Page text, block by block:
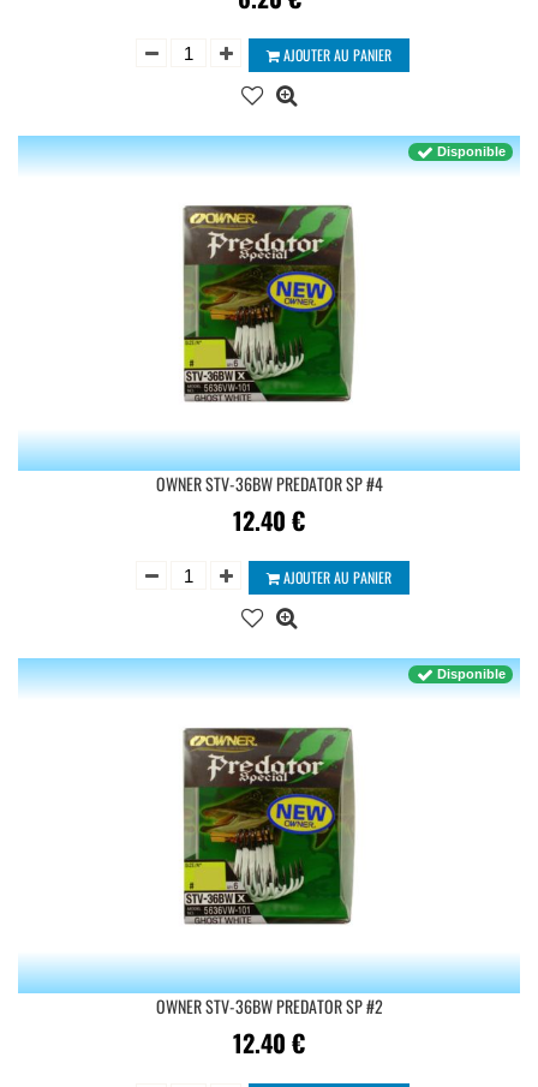
AJOUTER AU PANIER
OWNER STV-36BW PREDATOR SP #4
12.40 €
Disponible
AJOUTER AU PANIER
OWNER STV-36BW PREDATOR SP #2
12.40 €
Disponible